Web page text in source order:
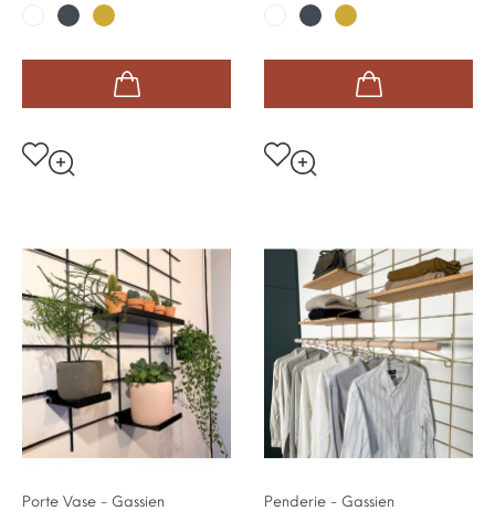
BlancNoirOr
BlancNoirOr
Porte Vase - Gassien Penderie - Gassien